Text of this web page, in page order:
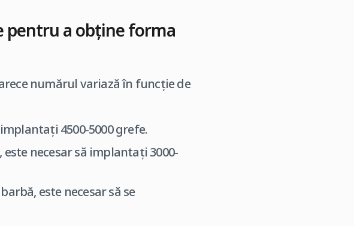
pentru a obține forma
numărul variază în funcție de
4500-5000 grefe.
necesar să implantați 3000-
este necesar să se